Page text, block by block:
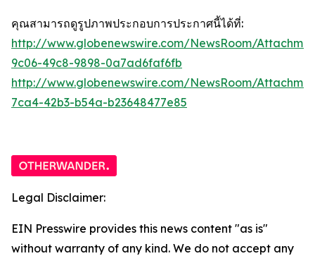
คุณสามารถดูรูปภาพประกอบการประกาศนี้ได้ที่:
http://www.globenewswire.com/NewsRoom/
9c06-49c8-9898-0a7ad6faf6fb
http://www.globenewswire.com/NewsRoom/
7ca4-42b3-b54a-b23648477e85
Legal Disclaimer:
EIN Presswire provides this news content "as is"
without warranty of any kind. We do not accept any